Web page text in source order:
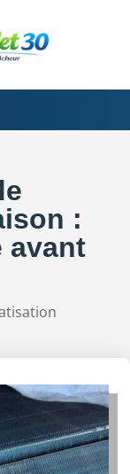
:
avant